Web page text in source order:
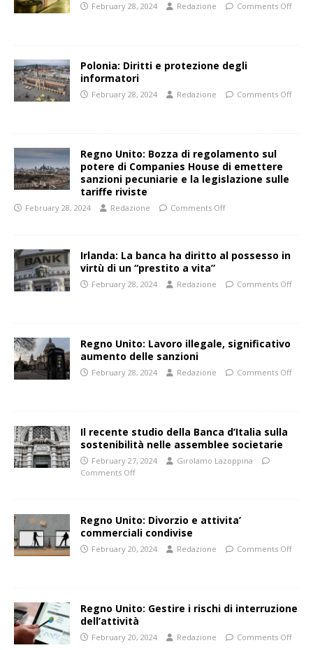
February 28, 2024 Redazione Comments Off
Polonia: Diritti e protezione degli
informatori
February 28, 2024 Redazione Comments Off
Regno Unito: Bozza di regolamento sul
potere di Companies House di emettere
sanzioni pecuniarie e la legislazione sulle
tariffe riviste
February 28, 2024 Redazione Comments Off
Irlanda: La banca ha diritto al possesso in
virtù di un “prestito a vita”
February 28, 2024 Redazione Comments Off
Regno Unito: Lavoro illegale, significativo
aumento delle sanzioni
February 28, 2024 Redazione Comments Off
Il recente studio della Banca d’Italia sulla
sostenibilità nelle assemblee societarie
February 27, 2024
Girolamo Lazoppina
Comments Off
Regno Unito: Divorzio e attivita’
commerciali condivise
February 20, 2024 Redazione Comments Off
Regno Unito: Gestire i rischi di interruzione
dell’attività
February 20, 2024 Redazione Comments Off